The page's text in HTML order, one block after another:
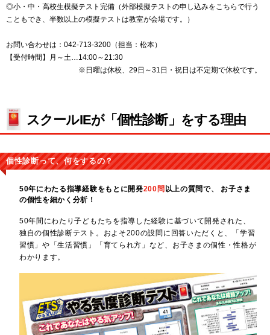
◎小・中・高校生模擬テスト完備（外部模擬テストの申し込みをこちらで行う
こともでき、半数以上の模擬テストは教室が会場です。）
お問い合わせは：042-713-3200（担当：松本）
【受付時間】月～土…14:00～21:30
※日曜は休校、29日～31日・祝日は不定期で休校です。
スクールIEが「個性診断」をする理由
個性診断って、何をするの？
50年にわたる指導経験をもとに開発200問 以上の質問で、 お子さま
の個性を細かく分析！
50年間にわたり子どもたちを指導した経験に基づいて開発された、
独自の個性診断テスト。およそ200の設問に回答いただくと、「学習
習慣」や「生活習慣」「育てられ方」など、お子さまの個性・性格が
わかります。